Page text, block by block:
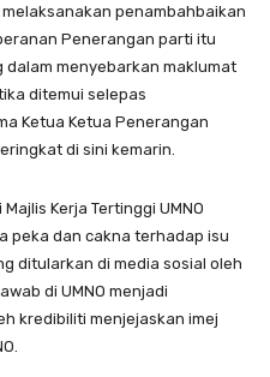
penambahbaikan
Penerangan parti itu
menyebarkan maklumat
ditemui selepas
Ketua Ketua Penerangan
di sini kemarin.
Kerja Tertinggi UMNO
peka dan cakna terhadap isu
ditularkan di media sosial oleh
di UMNO menjadi
kredibiliti menjejaskan imej